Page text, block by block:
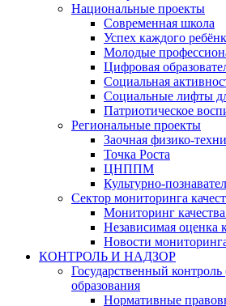
Национальные проекты
Современная школа
Успех каждого
Молодые
Цифровая
Социальная
Социальные лифты
Патриотическое
Региональные проекты
Заочная физико-
Точка Роста
ЦНППМ
Культурно-
Сектор мониторинга
Мониторинг
Независимая оценка
Новости
КОНТРОЛЬ И НАДЗОР
Государственный контроль
образования
Нормативные